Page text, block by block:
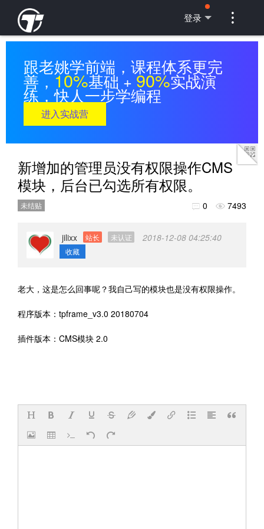
登录 
跟老姚学前端，课程体系更完
善，10%基础 +90%实战演
练，快人一步学编程
进入实战营
新增加的管理员没有权限操作CMS
模块，后台已勾选所有权限。
未结贴  0  7493
jilixx 站长 未认证 2018-12-08 04:25:40
收藏
老大，这是怎么回事呢？我自己写的模块也是没有权限操作。
程序版本：tpframe_v3.0 20180704
插件版本：CMS模块 2.0